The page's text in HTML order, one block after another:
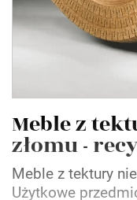
Meble z
złomu -
Meble z tektury
Użytkowe